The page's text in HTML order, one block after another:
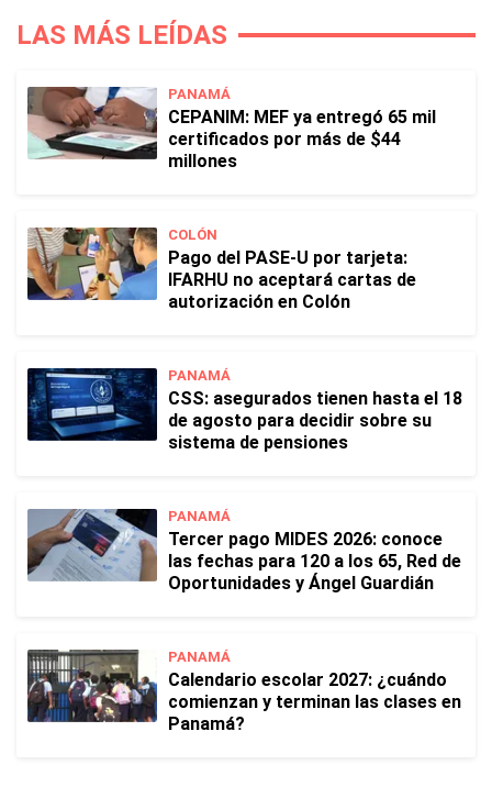
LAS MÁS LEÍDAS
PANAMÁ
CEPANIM: MEF ya entregó 65 mil
certificados por más de $44
millones
COLÓN
Pago del PASE-U por tarjeta:
IFARHU no aceptará cartas de
autorización en Colón
PANAMÁ
CSS: asegurados tienen hasta el 18
de agosto para decidir sobre su
sistema de pensiones
PANAMÁ
Tercer pago MIDES 2026: conoce
las fechas para 120 a los 65, Red de
Oportunidades y Ángel Guardián
PANAMÁ
Calendario escolar 2027: ¿cuándo
comienzan y terminan las clases en
Panamá?